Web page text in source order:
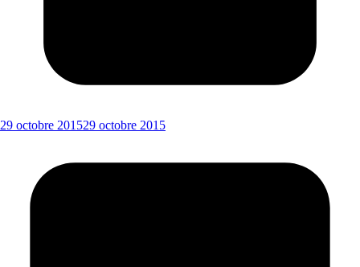
29 octobre 201529 octobre 2015